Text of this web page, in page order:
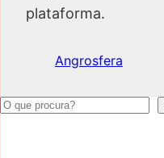
plataforma.
Angrosfera
P